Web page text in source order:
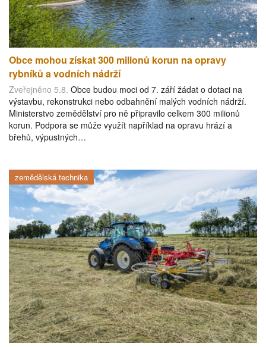
Obce mohou získat 300 milionů korun na opravy
rybníků a vodních nádrží
Zveřejněno 5.8. Obce budou moci od 7. září žádat o dotaci na
výstavbu, rekonstrukci nebo odbahnění malých vodních nádrží.
Ministerstvo zemědělství pro ně připravilo celkem 300 milionů
korun. Podpora se může využít například na opravu hrází a
břehů, výpustných…
zemědělská technika